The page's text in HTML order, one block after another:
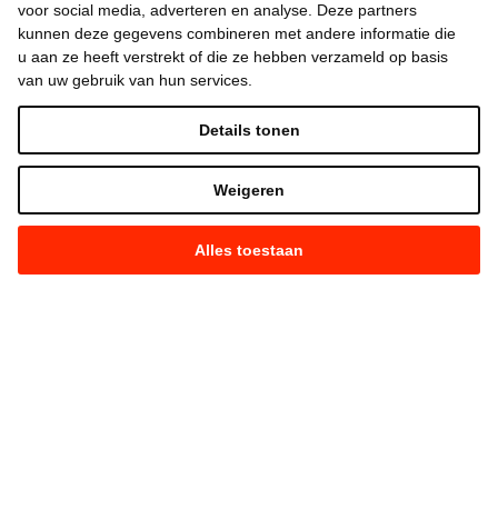
voor social media, adverteren en analyse. Deze partners
kunnen deze gegevens combineren met andere informatie die
u aan ze heeft verstrekt of die ze hebben verzameld op basis
van uw gebruik van hun services.
Alles toestaan
Weigeren
Details tonen